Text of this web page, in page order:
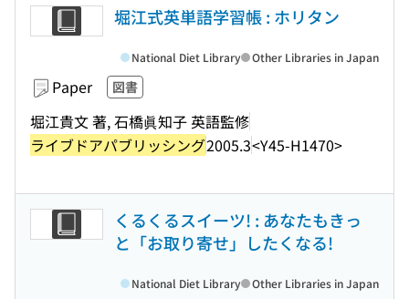
堀江式英単語学習帳 : ホリタン
Paper 図書
堀江貴文 著, 石橋眞知子 英語監修
ライブドアパブリッシング2005.3<Y45-H1470>
National Diet Library Other Libraries in Japan
くるくるスイーツ! : あなたもきっ
と「お取り寄せ」したくなる!
National Diet Library Other Libraries in Japan